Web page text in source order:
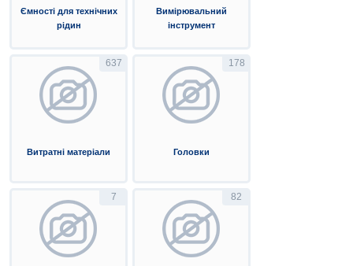
Ємності для технічних
рідин
Вимірювальний
інструмент
637
Витратні матеріали
178
Головки
7 82